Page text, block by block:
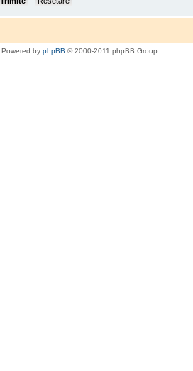
Powered by phpBB © 2000-2011 phpBB Group